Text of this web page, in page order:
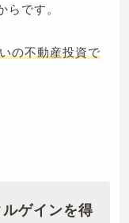
らです。
の不動産投資で
ゲインを得